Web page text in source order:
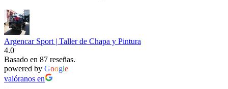
Argencar Sport | Taller de Chapa y Pintura
4.0
Basado en 87 reseñas.
powered by Google
valóranos en